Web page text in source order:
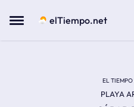
Menu elTiempo.net
EL
PLAYA